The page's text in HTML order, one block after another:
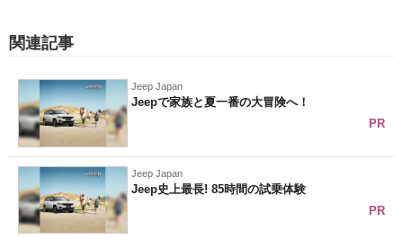
関連記事
Jeep Japan
Jeepで家族と夏一番の大冒険へ！
PR
Jeep Japan
Jeep史上最長! 85時間の試乗体験
PR